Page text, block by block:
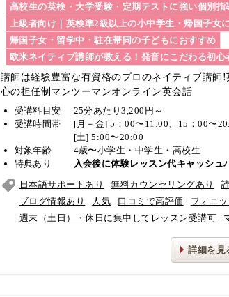
高校生の英検・大学受験・定期テストに強い個別指
上級者向け｜英検準2級以上の小中学生・帰国子女
帰国子女・留学中・駐在帯同の子どもにおすすめ
欧米ネイティブ講師が教える！発音にこだわる初心
講師は経験豊富な有資格のプロのネイティブ講師!
心の担任制マンツーマンオンライン英会話
受講料目安
25分あたり3,200円～
受講時間帯
[月－金] 5：00〜11:00、15：00〜
[土] 5:00〜20:00
対象年齢
4歳〜小学生・中学生・高校生
特典あり
入会後に体験レッスン代キャッシ
日本語サポートあり
無料カウンセリングあり
ブログ情報あり
人気 口コミで高評価 フォニ
週末（土日）・休日に集中してレッスン受講可
詳細を見